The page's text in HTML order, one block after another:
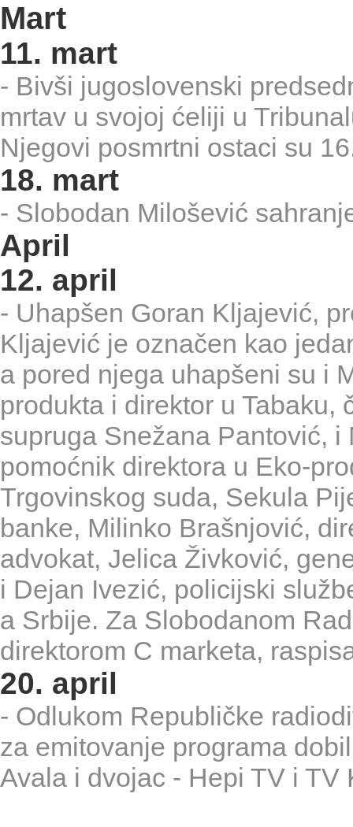
Mart
11. mart
- Bivši jugoslovenski
mrtav u svojoj ćeliji u
Njegovi posmrtni ostaci su
18. mart
- Slobodan Milošević
April
12. april
- Uhapšen Goran Kljajević,
Kljajević je označen kao
a pored njega uhapšeni su i
produkta i direktor u
supruga Snežana Pantović,
pomoćnik direktora u Eko-
Trgovinskog suda, Sekula
banke, Milinko Brašnjović,
advokat, Jelica Živković,
i Dejan Ivezić, policijski
a Srbije. Za Slobodanom
direktorom C marketa,
20. april
- Odlukom Republičke
za emitovanje programa
Avala i dvojac - Hepi TV i TV